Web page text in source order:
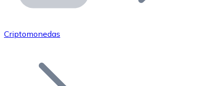
Únete a nuestra red de distribuidores.
Añade tu proyecto a nuestro ecosistema.
Criptomonedas